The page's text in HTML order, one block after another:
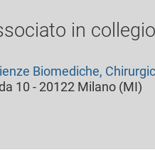
in
Biomediche,
10 - 20122 Milano (MI)